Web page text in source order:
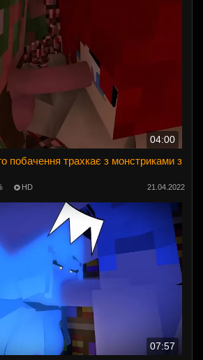
04:00
побачення трахкає з монстриками з
HD 21.04.2022
07:57